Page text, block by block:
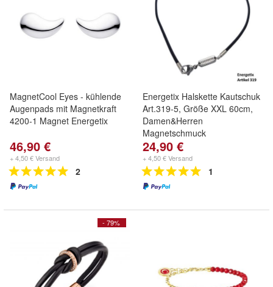
MagnetCool Eyes - kühlende
Augenpads mit Magnetkraft
4200-1 Magnet Energetix
46,90 €
+ 4,50 € Versand
2
Energetix Halskette Kautschuk
Art.319-5, Größe XXL 60cm,
Damen&Herren
Magnetschmuck
24,90 €
+ 4,50 € Versand
1
- 79%